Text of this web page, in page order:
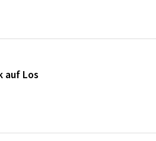
auf Los